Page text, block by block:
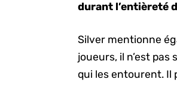
durant l’entièreté
Silver mentionne
joueurs, il n’est
qui les entourent. Il